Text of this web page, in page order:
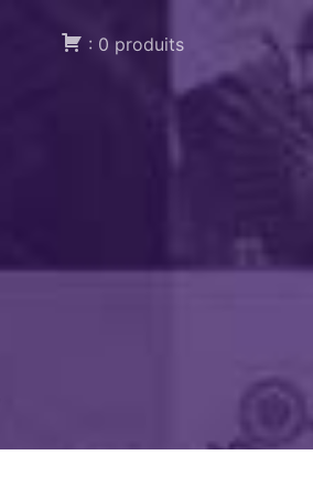
×
Contact: 0 produits